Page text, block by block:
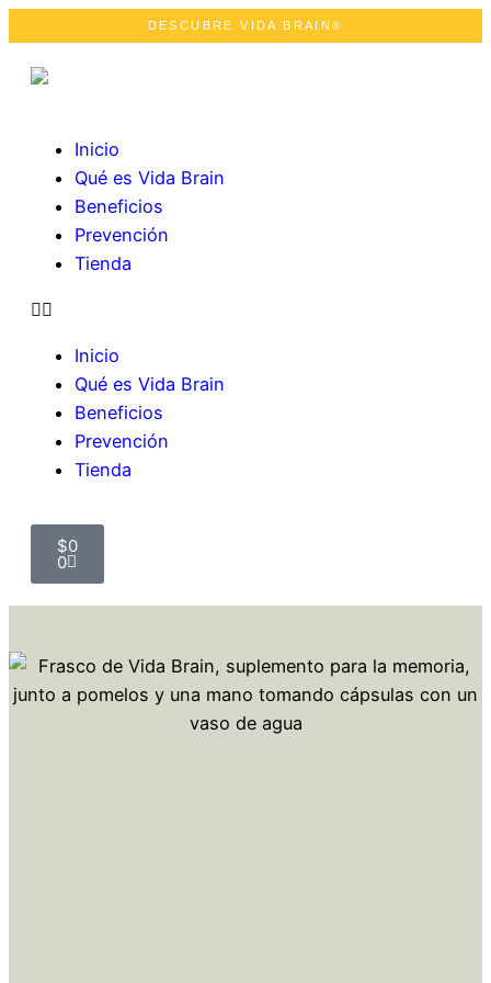
DESCUBRE VIDA BRAIN®
Inicio
Qué es Vida Brain
Beneficios
Prevención
Tienda
Inicio
Qué es Vida Brain
Beneficios
Prevención
Tienda
$0
0